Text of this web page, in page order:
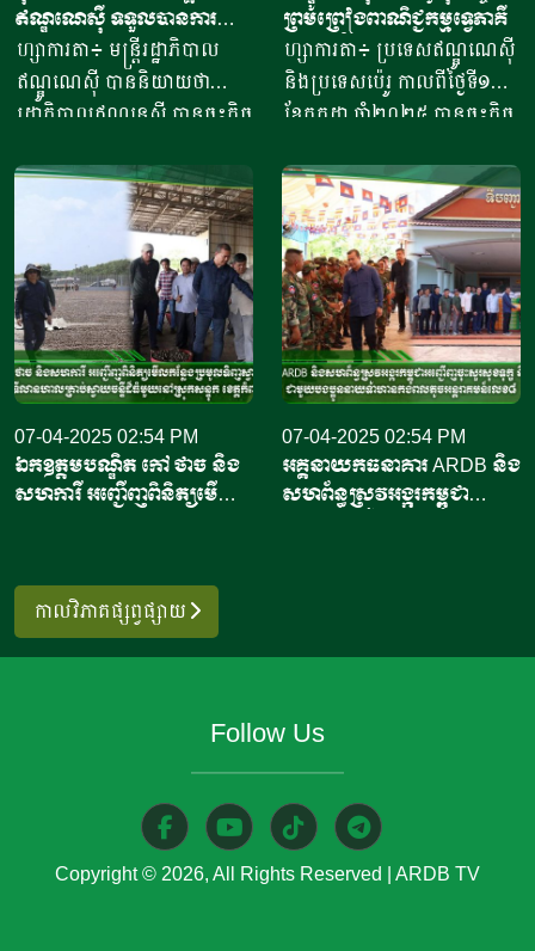
ឥណ្ឌូណេស៊ី​ ទទួលបានការ
អនុញ្ញាតនាំ​ចូល​ទីផ្សារអាម៉េរិក
ហ្សាការតា៖ មន្ត្រីរដ្ឋាភិបាល
ឥណ្ឌូណេស៊ី បាននិយាយថា
រដ្ឋាភិបាលឥណ្ឌូនេស៊ី បានចុះកិច្ច
អាហារ និងឱសថសហរដ្ឋ
អាម៉េរិក ដើម្បីចាប់ផ្តើមដំណើរ
ការនាំចេញឡើងវិញ នូវ
ផលិតផលបង្គាឥណ្ឌូនេស៊ីទៅកាន់
សហរដ្ឋអាម៉េរិក។ ប្រធានទី
ភ្នាក់ងារគ្រប់គ្រង និងត្រួតពិនិត្យ
គុណភាពផលិតផលសមុទ្រ និង
នេសាទរបស់ប្រទេសឥណ្ឌូណេស៊ី
បានបញ្ជាក់ថា កិច្ចព្រមព្រៀង
នេះអនុញ្ញាតឱ្យកុងតឺន័ររាប់ពាន់
គ្រឿងដឹកបង្គារឥណ្ឌូណេស៊ី ដែល
ទោះបីជាបទប្បញ្ញត្តិនាំចូលថ្មីនឹង
ចូលជាធរមាននៅចុងខែតុលា
ឆ្នាំ២០២៥នេះ។ លោកស្រីបាន
អាហារ និងឱសថ របស់សហរដ្ឋ
រាប់ពាន់គ្រឿង ដែលនឹងទៅដល់
សហរដ្ឋអាម៉េរិក នៅចុងខែតុលា​
ឬដើមវិច្ឆិកា។ ការនាំចូលថ្មីនេះ
ព្រមព្រៀងពាណិជ្ជកម្មទ្វេភាគី
ហ្សាការតា៖ ប្រទេសឥណ្ឌូណេស៊ី
និងប្រទេសប៉េរូ កាលពីថ្ងៃទី១១
ខែកក្កដា ឆ្នាំ២០២៥ បានចុះកិច្ច
មេដឹកនាំប្រទេសទាំងពីរបានជួប
ប្រជុំគ្នានៅទីក្រុងហ្សាកាតា
បន្ទាប់ពីប្រធានាធិបតីអាមេរិក
លោក ដូណាល់ ត្រាំ (Donald
Trump) បានកំណត់អត្រា
ពន្ធ១៩ភាគរយលើការនាំចូលពី
ប្រទេសឥណ្ឌូណេស៊ី។ សារ
ព័ត៌មាន ហ្សាកាតា ប៉ុស្ត្តិ៍ របស់
ឥណ្ឌូណេស៊ី បានចេញផ្សាយថា
កិច្ចព្រមព្រៀងធ្វើឡើងក្នុងដំណើរ
ទស្សនកិច្ចរបស់ប្រធានាធិបតីប៉េរូ
ប្រធានាធិបតី ក្នុងរដ្ឋធានី
ឥណ្ឌូណេស៊ី​​ លោក ប្រាបូវូស
មេដឹកនាំទាំងនេះបានធ្វើជាសាក្សី
ក្នុងការចុះហត្ថលេខាលើកិច្ចព្រម
ព្រៀងពាណិជ្ជកម្ម ហៅថា កិច្ច
07-04-2025 02:54 PM
ឯកឧត្តមបណ្ឌិត កៅ ថាច និង
សហការី អញ្ជើញពិនិត្យមើល
កំពង់ធំ
07-04-2025 02:54 PM
អគ្គនាយកធនាគារ ARDB និង
សហព័ន្ធស្រូវអង្ករកម្ពុជា
កាលវិភាគផ្សព្វផ្សាយ
Follow Us
Copyright © 2026, All Rights Reserved ARDB TV